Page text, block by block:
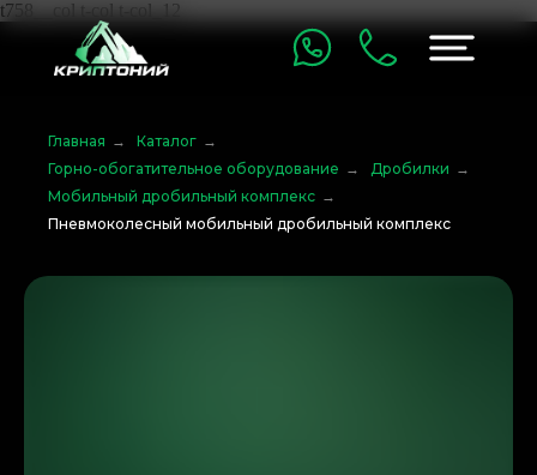
t758__col t-col t-col_12
Главная → Каталог →
Горно-обогатительное оборудование → Дробилки →
Мобильный дробильный комплекс →
Пневмоколесный мобильный дробильный комплекс